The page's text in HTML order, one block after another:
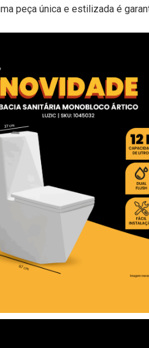
peça única e estilizada é